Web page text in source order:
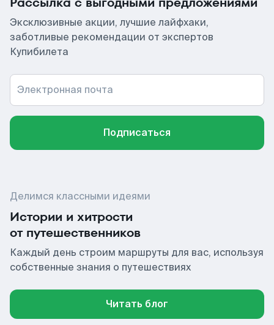
Эксклюзивные акции, лучшие лайфхаки,
заботливые рекомендации от экспертов
Купибилета
Электронная почта
Подписаться
Делимся классными идеями
Истории и хитрости
от путешественников
Каждый день строим маршруты для вас, используя
собственные знания о путешествиях
Читать блог